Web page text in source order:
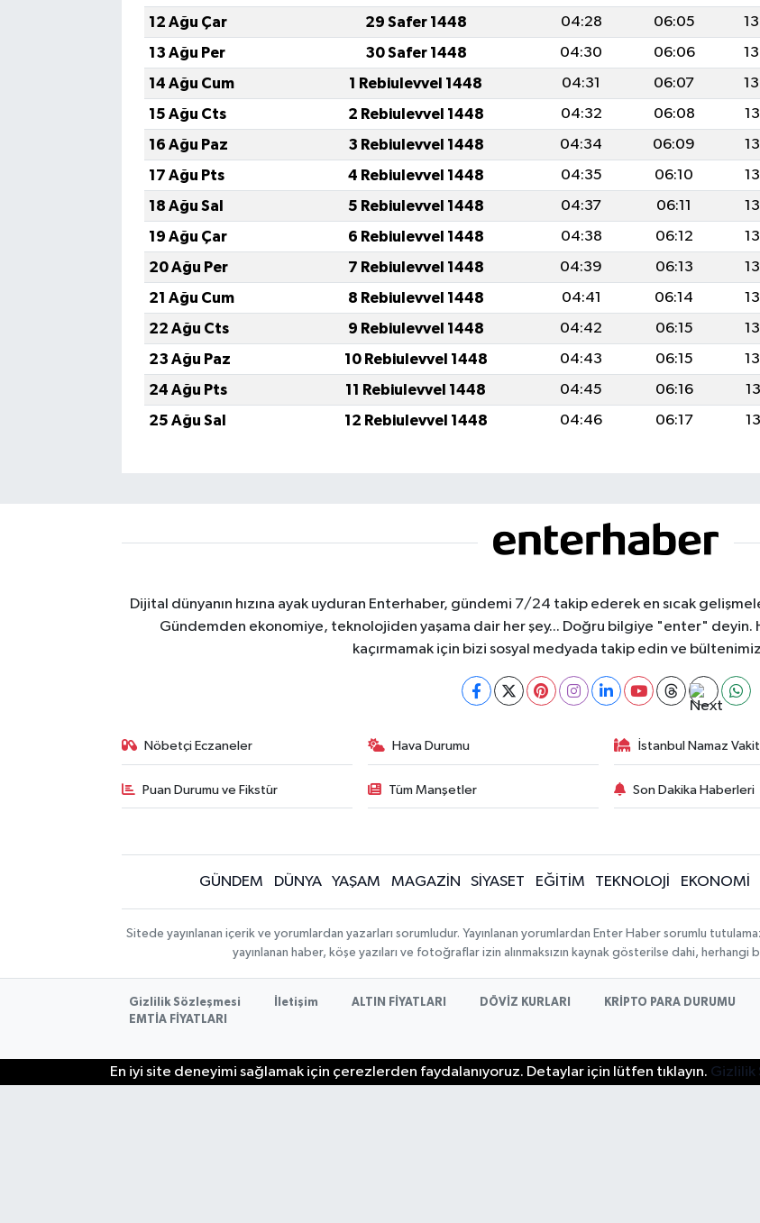
12 Ağu Çar
29 Safer 1448 04:28 06:05
13 Ağu Per
30 Safer 1448 04:30 06:06
14 Ağu Cum
1 Rebiulevvel 1448 04:31 06:07
15 Ağu Cts
2 Rebiulevvel 1448 04:32 06:08
16 Ağu Paz
3 Rebiulevvel 1448 04:34 06:09
17 Ağu Pts
4 Rebiulevvel 1448 04:35 06:10
18 Ağu Sal
5 Rebiulevvel 1448 04:37 06:11
19 Ağu Çar
6 Rebiulevvel 1448 04:38 06:12
20 Ağu Per
7 Rebiulevvel 1448 04:39 06:13
21 Ağu Cum
8 Rebiulevvel 1448 04:41 06:14
22 Ağu Cts
9 Rebiulevvel 1448 04:42 06:15
23 Ağu Paz
10 Rebiulevvel 1448 04:43 06:15
24 Ağu Pts
11 Rebiulevvel 1448 04:45 06:16
25 Ağu Sal
12 Rebiulevvel 1448 04:46 06:17
Dijital dünyanın hızına ayak uyduran Enterhaber, gündemi 7/24 takip ederek en sıcak
Gündemden ekonomiye, teknolojiden yaşama dair her şey... Doğru bilgiye "enter" deyin.
kaçırmamak için bizi sosyal medyada takip edin ve
Nöbetçi Eczaneler Hava Durumu İstanbul Namaz
Puan Durumu ve Fikstür Tüm Manşetler Son Dakika Haberleri
GÜNDEM DÜNYA YAŞAM MAGAZİN SİYASET EĞİTİM TEKNOLOJİ EKONOMİ
Sitede yayınlanan içerik ve yorumlardan yazarları sorumludur. Yayınlanan yorumlardan Enter Haber sorumlu
yayınlanan haber, köşe yazıları ve fotoğraflar izin alınmaksızın kaynak gösterilse dahi, herhangi
Gizlilik Sözleşmesi İletişim ALTIN FİYATLARI DÖVİZ KURLARI
KRİPTO PARA DURUMU
EMTİA FİYATLARI
En iyi site deneyimi sağlamak için çerezlerden faydalanıyoruz. Detaylar için lütfen tıklayın. Gizlilik